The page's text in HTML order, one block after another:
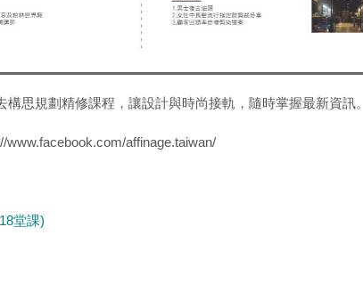
思規劃精修課程，讓設計與時尚接軌，隨時掌握最新資訊。
affinage.taiwan/
18堂課)